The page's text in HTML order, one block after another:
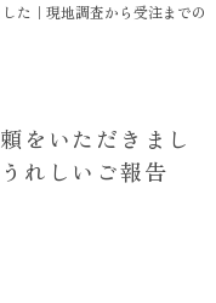
た｜現地調査から受注までの
をいただきまし
れしいご報告